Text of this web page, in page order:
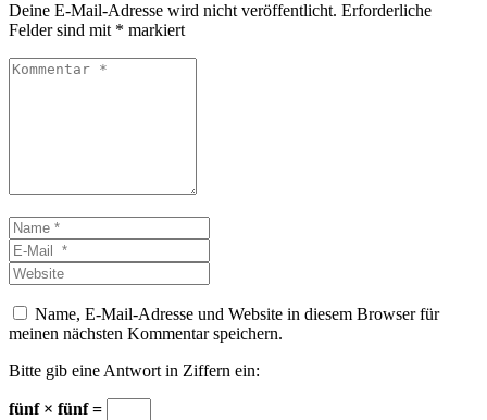
Deine E-Mail-Adresse wird nicht veröffentlicht. Erforderliche
Felder sind mit * markiert
Kommentar
Name
*E-
Mail
*
Website
Name, E-Mail-Adresse und Website in diesem Browser für
meinen nächsten Kommentar speichern.
Bitte gib eine Antwort in Ziffern ein:
fünf × fünf =